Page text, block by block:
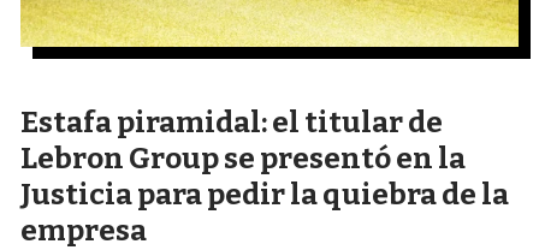
Estafa piramidal: el titular de
Lebron Group se presentó en la
Justicia para pedir la quiebra de la
empresa